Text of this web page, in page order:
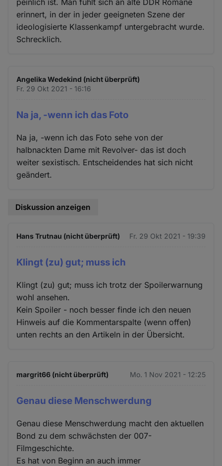
peinlich ist. Man fühlt sich an alte DDR Romane
erinnert, in der in jeder geeigneten Szene der
ideologisierte Klassenkampf untergebracht wurde.
Schrecklich.
Angelika Wedekind (nicht überprüft)
Fr. 29 Okt 2021 - 16:16
Na ja, -wenn ich das Foto
Na ja, -wenn ich das Foto sehe von der
halbnackten Dame mit Revolver- das ist doch
weiter sexistisch. Entscheidendes hat sich nicht
geändert.
Diskussion anzeigen
Hans Trutnau (nicht überprüft) Fr. 29 Okt 2021 - 19:39
Klingt (zu) gut; muss ich
Klingt (zu) gut; muss ich trotz der Spoilerwarnung
wohl ansehen.
Kein Spoiler - noch besser finde ich den neuen
Hinweis auf die Kommentarspalte (wenn offen)
unten rechts an den Artikeln in der Übersicht.
margrit66 (nicht überprüft) Mo. 1 Nov 2021 - 12:25
Genau diese Menschwerdung
Genau diese Menschwerdung macht den aktuellen
Bond zu dem schwächsten der 007-
Filmgeschichte.
Es hat von Beginn an auch immer
Cookies